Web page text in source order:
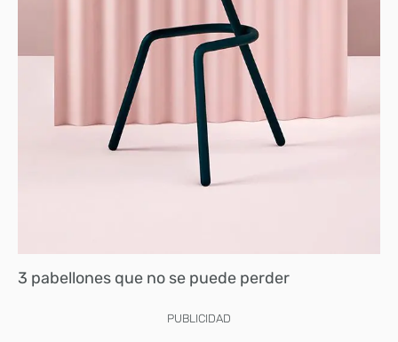
3 pabellones que no se puede perder
PUBLICIDAD